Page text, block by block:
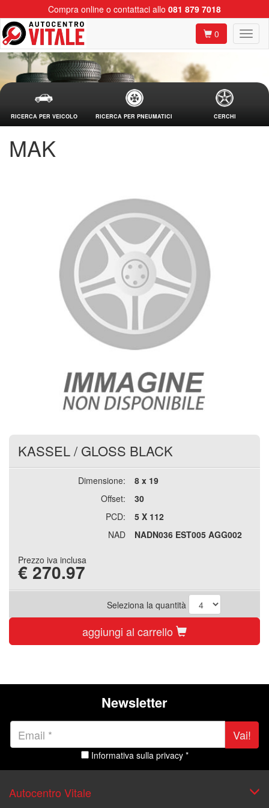
Compra online o contattaci allo 081 879 7018
0
RICERCA PER VEICOLO RICERCA PER PNEUMATICI CERCHI
MAK
KASSEL/ GLOSS BLACK
Dimensione:
8 x 19
Offset:
30
PCD:
5 X 112
NAD
NADN036 EST005 AGG002
Prezzo iva inclusa
€ 270.97
Seleziona la quantità
aggiungi al carrello
Newsletter
Vai!
Informativa sulla privacy *
Autocentro Vitale